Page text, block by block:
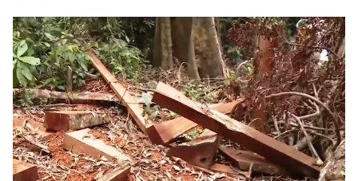
Giải sao mai
Sao
Làm đẹp
Chất lượng cuộc sống
Giáo dục
Tuyển sinh
Học trực tuyến
Công nghệ
Hitech Công nghệ tương lai
Sản phẩm
Thị trường
Giao lưu trực tuyến
Lịch phát sóng